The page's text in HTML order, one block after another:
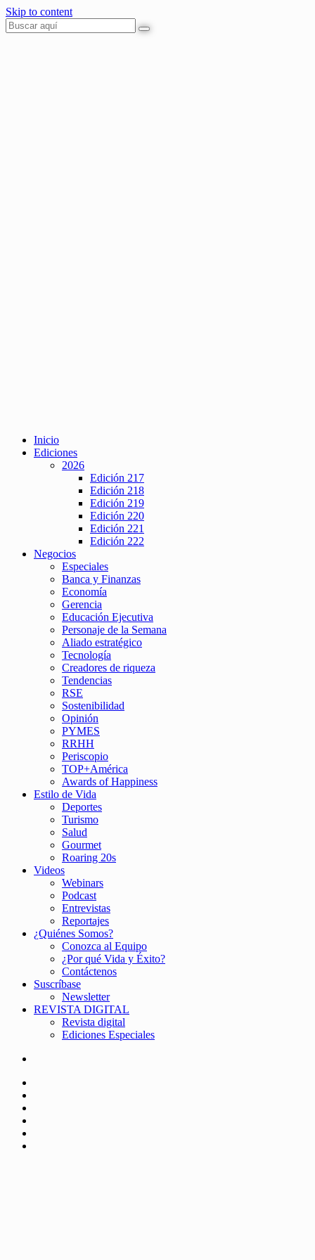
Skip to content
Inicio
Ediciones
2026
Edición 217
Edición 218
Edición 219
Edición 220
Edición 221
Edición 222
Negocios
Especiales
Banca y Finanzas
Economía
Gerencia
Educación Ejecutiva
Personaje de la Semana
Aliado estratégico
Tecnología
Creadores de riqueza
Tendencias
RSE
Sostenibilidad
Opinión
PYMES
RRHH
Periscopio
TOP+América
Awards of Happiness
Estilo de Vida
Deportes
Turismo
Salud
Gourmet
Roaring 20s
Videos
Webinars
Podcast
Entrevistas
Reportajes
¿Quiénes Somos?
Conozca al Equipo
¿Por qué Vida y Éxito?
Contáctenos
Suscríbase
Newsletter
REVISTA DIGITAL
Revista digital
Ediciones Especiales